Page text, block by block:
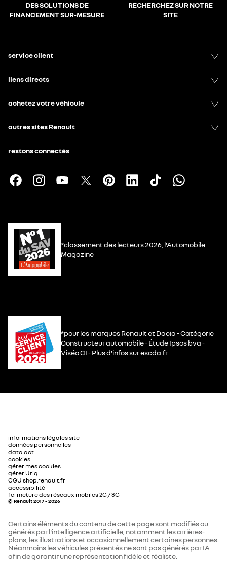
DES SOLUTIONS DE
FINANCEMENT SUR-MESURE
RECHERCHEZ SUR NOTRE
SITE
service client
liens directs
achetez votre véhicule
autres sites Renault
restons connectés
*classement des lecteurs 2026, l’Automobile
Magazine
*pour les marques Renault et Dacia - Catégorie
Constructeur automobile - Étude Ipsos bva -
Viséo CI - Plus d’infos sur escda.fr
informations légales site
données personnelles
data act
cookies
gérer mes cookies
gérer Utiq
CGU shop.renault.fr
accessibilité
fermeture des réseaux mobiles 2G / 3G
© Renault 2017 - 2026
Certains éléments du contenu de cette page sont modifiés ou
générés par l'intelligence artificielle, notamment les arrières-
plans, les illustrations et occasionnellement certaines personnes.
Néanmoins les véhicules présentés ne sont pas générés par IA
afin de garantir une représentation fidèle et réaliste.